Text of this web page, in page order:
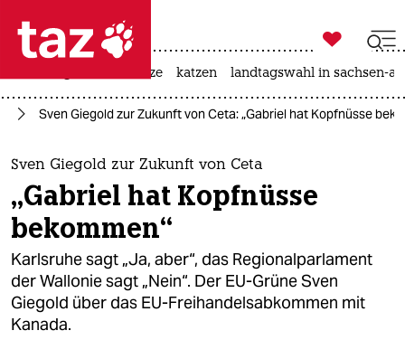
 taz zahl ich
taz zahl ich
themen
politik
öko
gesellschaft
kultur

taz zahl ich
hitze katzen landtagswahl in sachsen-
Sven Giegold zur Zukunft von Ceta: „Gabriel hat Kopfnüsse
Sven Giegold zur Zukunft von Ceta
„Gabriel hat Kopfnüsse
bekommen“
Karlsruhe sagt „Ja, aber“, das Regionalparlament
der Wallonie sagt „Nein“. Der EU-Grüne Sven
Giegold über das EU-Freihandelsabkommen mit
Kanada.